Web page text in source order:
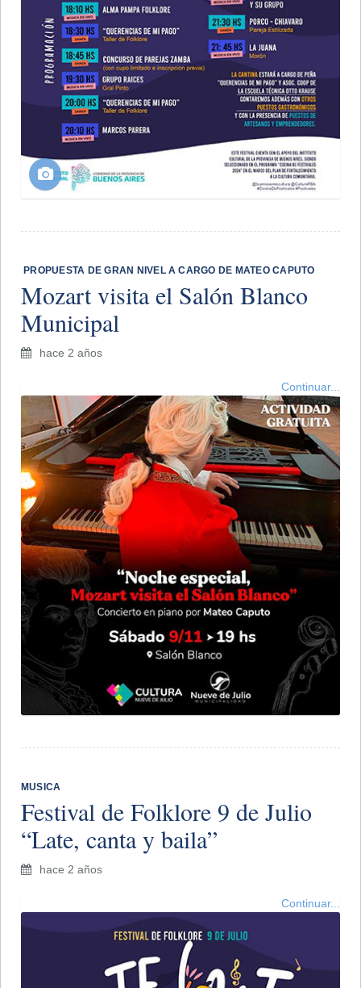
​ PROPUESTA DE GRAN NIVEL A CARGO DE MATEO CAPUTO
Mozart visita el Salón Blanco
Municipal
hace 2 años
Continuar...
MUSICA
Festival de Folklore 9 de Julio
“Late, canta y baila”
hace 2 años
Continuar...